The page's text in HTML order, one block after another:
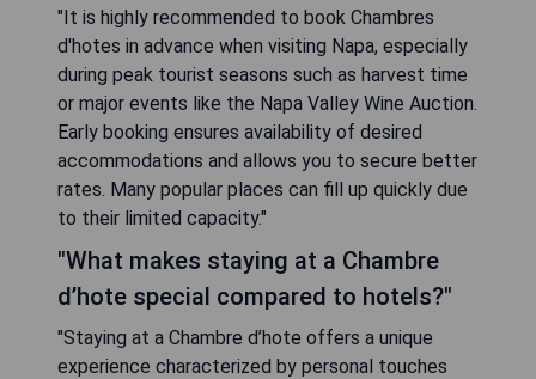
"It is highly recommended to book Chambres
d'hotes in advance when visiting Napa, especially
during peak tourist seasons such as harvest time
or major events like the Napa Valley Wine Auction.
Early booking ensures availability of desired
accommodations and allows you to secure better
rates. Many popular places can fill up quickly due
to their limited capacity."
"What makes staying at a Chambre
d’hote special compared to hotels?"
"Staying at a Chambre d’hote offers a unique
experience characterized by personal touches